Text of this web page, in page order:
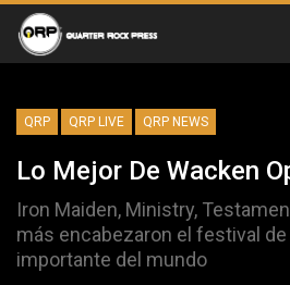
QRP QRP LIVE QRP NEWS
Lo Mejor De Wacken
Iron Maiden, Ministry,
más encabezaron el festival
importante del mundo